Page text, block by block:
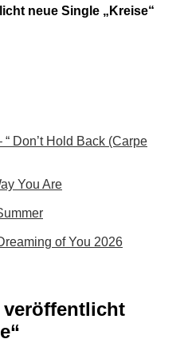
neue Single „Kreise“
Don’t Hold Back (Carpe
You Are
of You 2026